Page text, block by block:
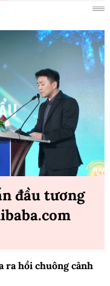
đầu tương
ra hồi chuông cảnh